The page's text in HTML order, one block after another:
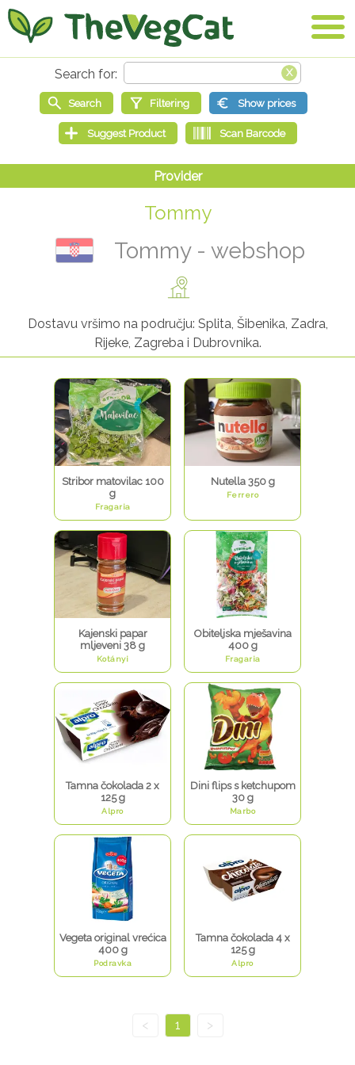
Tommy
Tommy - webshop
Dostavu vršimo na području: Splita, Šibenika, Zadra,
Rijeke, Zagreba i Dubrovnika.
Stribor matovilac 100
g
Fragaria
Nutella 350 g
Ferrero
Kajenski papar
mljeveni 38 g
Kotányi
Obiteljska mješavina
400 g
Fragaria
Tamna čokolada 2 x
125 g
Alpro
Dini flips s ketchupom
30 g
Marbo
Vegeta original vrećica
400 g
Podravka
Tamna čokolada 4 x
125 g
Alpro
< 1 >